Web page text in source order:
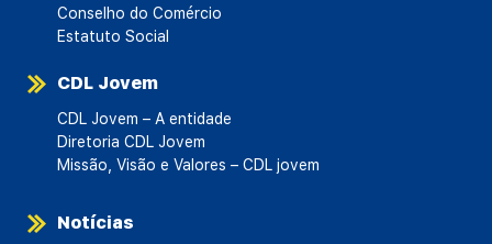
Conselho do Comércio
Estatuto Social
CDL Jovem
CDL Jovem – A entidade
Diretoria CDL Jovem
Missão, Visão e Valores – CDL jovem
Notícias